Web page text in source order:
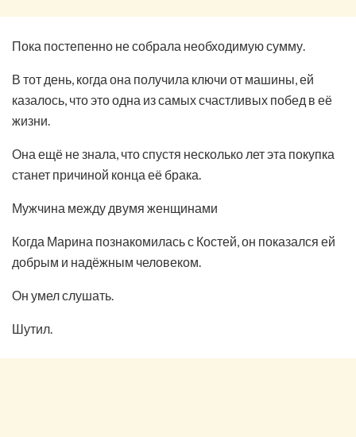
Пока постепенно не собрала необходимую сумму.
В тот день, когда она получила ключи от машины, ей
казалось, что это одна из самых счастливых побед в её
жизни.
Она ещё не знала, что спустя несколько лет эта покупка
станет причиной конца её брака.
Мужчина между двумя женщинами
Когда Марина познакомилась с Костей, он показался ей
добрым и надёжным человеком.
Он умел слушать.
Шутил.